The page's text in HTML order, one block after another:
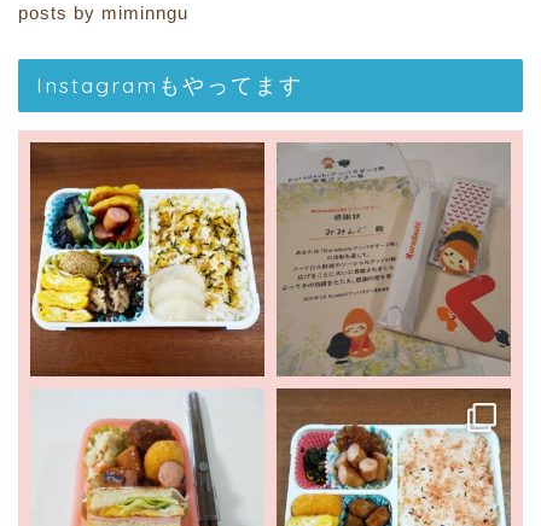
posts by miminngu
Instagramもやってます